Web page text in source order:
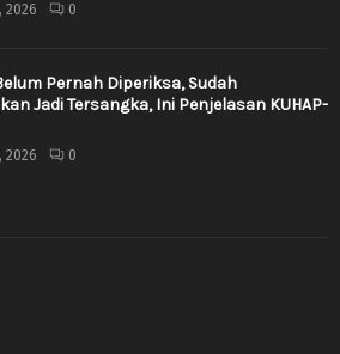
2026 0
Pernah Diperiksa, Sudah
Jadi Tersangka, Ini Penjelasan KUHAP-
2026 0